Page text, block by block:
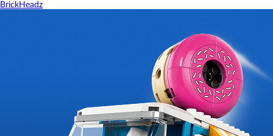
BrickHeadz